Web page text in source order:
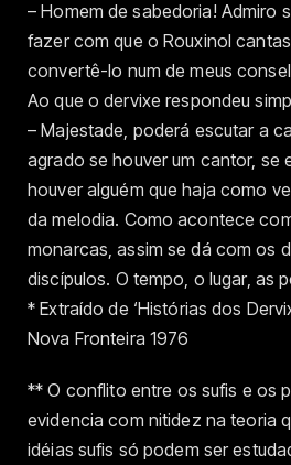
– Homem de sabedoria! Admiro
fazer com que o Rouxinol
convertê-lo num de meus
Ao que o dervixe respondeu
– Majestade, poderá escutar a
agrado se houver um cantor, se
houver alguém que haja como
da melodia. Como acontece
monarcas, assim se dá com os
discípulos. O tempo, o lugar, as
* Extraído de ‘Histórias dos
Nova Fronteira 1976
** O conflito entre os sufis e os
evidencia com nitidez na teoria
idéias sufis só podem ser